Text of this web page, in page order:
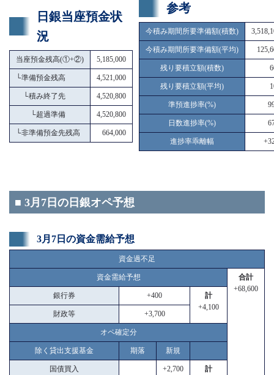
日銀当座預金状
況
当座預金残高(①+②) 5,185,000
└準備預金残高 4,521,000
└積み終了先 4,520,800
└超過準備 4,520,800
└非準備預金先残高 664,000
参考
今積み期間所要準備額(積数)
今積み期間所要準備額(平均)
残り要積立額(積数)
残り要積立額(平均)
準預進捗率(%)
日数進捗率(%)
進捗率乖離幅
■ 3月7日の日銀オペ予想
3月7日の資金需給予想
資金過不足
資金需給予想
合計
+68,600
銀行券 +400
計
+4,100
財政等 +3,700
オペ確定分
除く貸出支援基金 期落 新規
国債買入 +2,700
計